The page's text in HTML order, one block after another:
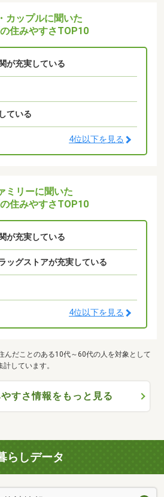
カップルに聞いた
住みやすさTOP10
が充実している
ている
4位以下を見る
ミリーに聞いた
住みやすさTOP10
が充実している
ッグストアが充実している
4位以下を見る
んだことのある10代～60代の人を対象として
しています。
すさ情報をもっと見る
らしデータ